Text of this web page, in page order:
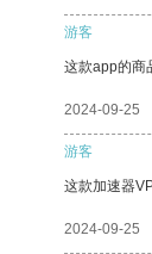
游客
这款app的商
2024-09-25
游客
这款加速器
2024-09-25